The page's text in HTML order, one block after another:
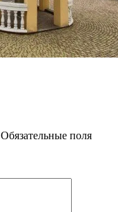
Обязательные поля